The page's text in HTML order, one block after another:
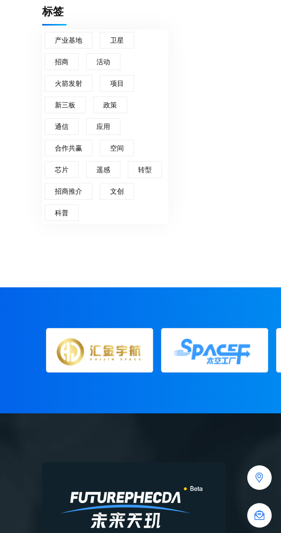
标签
产业基地 卫星
招商 活动
火箭发射 项目
新三板 政策
通信 应用
合作共赢 空间
芯片 遥感 转型
招商推介 文创
科普